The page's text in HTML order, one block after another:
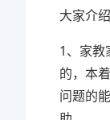
大家介
1、家教
的，本
问题的